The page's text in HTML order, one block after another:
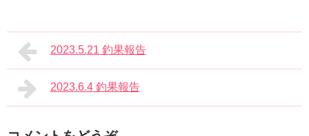
2023.5.21 釣果報告
2023.6.4 釣果報告